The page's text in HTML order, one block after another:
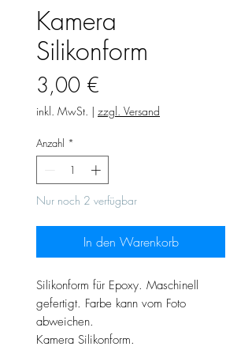
Kamera
Silikonform
3,00 €
inkl. MwSt. | zzgl. Versand
Anzahl *
Nur noch 2 verfügbar
In den Warenkorb
Silikonform für Epoxy. Maschinell
gefertigt. Farbe kann vom Foto
abweichen.
Kamera Silikonform.